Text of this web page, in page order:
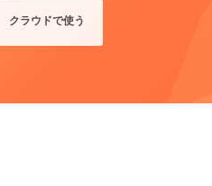
クラウドで使う